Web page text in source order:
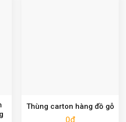
Thùng carton hàng đồ gỗ
0₫